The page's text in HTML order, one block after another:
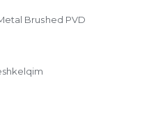
Brushed PVD